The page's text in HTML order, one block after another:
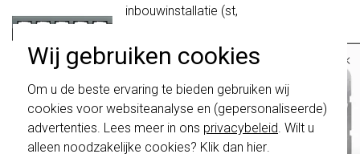
Wij gebruiken cookies
Om u de beste ervaring te bieden gebruiken wij
cookies voor websiteanalyse en (gepersonaliseerde)
advertenties. Lees meer in ons privacybeleid . Wilt u
alleen noodzakelijke cookies? Klik dan hier
inbouwinstallatie (st,
Verwachte levertijd:
Huidige voorraad:
0 stuk(s)
227,95 + Bestel
×
schakelwippen zijn vernieuwd. Ze zijn
niette combineren met de schakelaars
van vóór augustus 2024.
Klik hiervoor meer informatie, zodat je